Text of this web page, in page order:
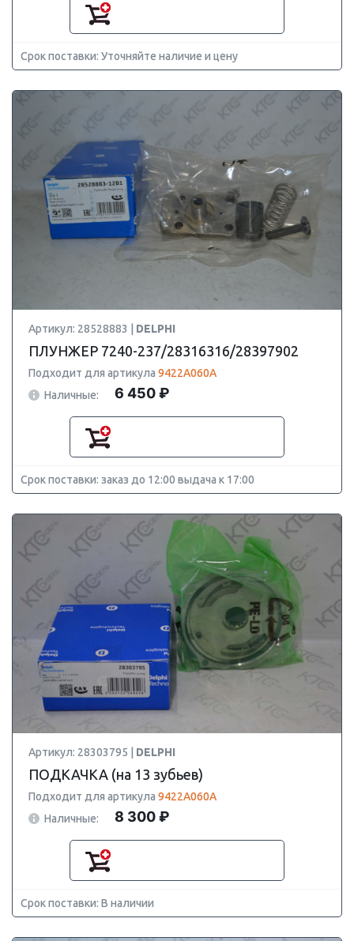
Срок поставки: Уточняйте наличие и цену
Артикул: 28528883 | DELPHI
ПЛУНЖЕР 7240-237/28316316/28397902
Подходит для артикула 9422A060A
Наличные:
6 450 ₽
Срок поставки: заказ до 12:00 выдача к 17:00
Артикул: 28303795 | DELPHI
ПОДКАЧКА (на 13 зубьев)
Подходит для артикула 9422A060A
Наличные:
8 300 ₽
Срок поставки: В наличии